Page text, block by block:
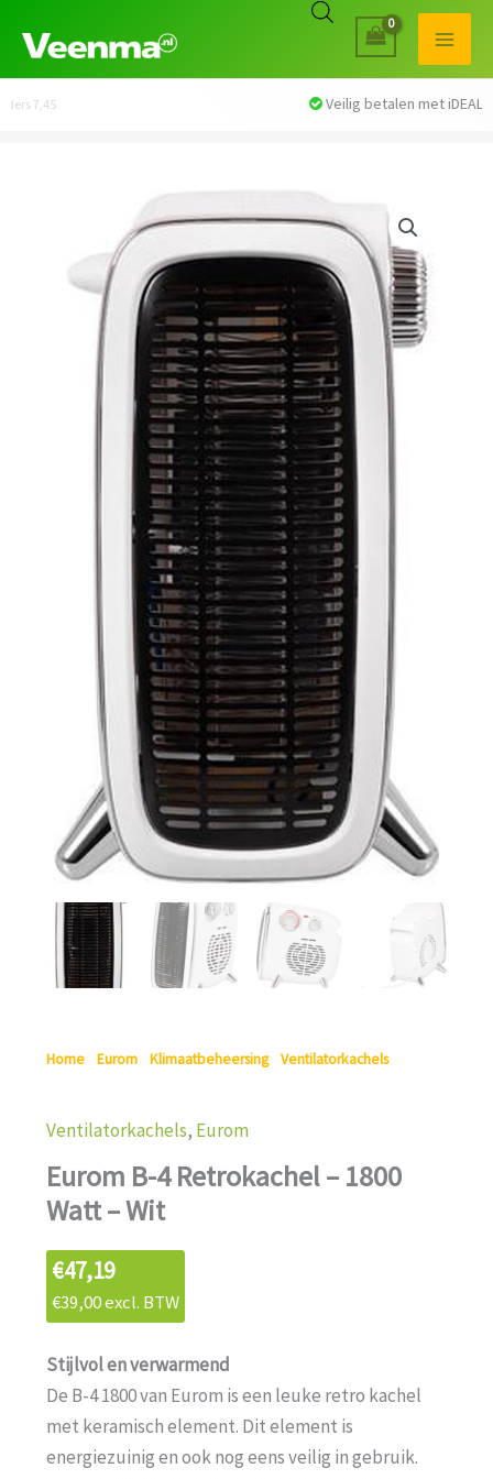
Home Eurom Klimaatbeheersing/ Ventilatorkachels/ Eurom
Ventilatorkachels, Eurom
Eurom B-4 Retrokachel – 1800
Watt – Wit
€47,19
€39,00excl. BTW
Stijlvol en verwarmend
De B-4 1800 van Eurom is een leuke retro kachel
met keramisch element. Dit element is
energiezuinig en ook nog eens veilig in gebruik.
Veilig betalen met iDEAL